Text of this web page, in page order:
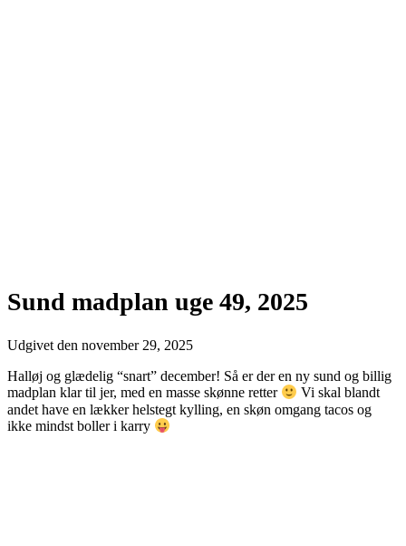
Sund madplan uge 49, 2025
Udgivet den november 29, 2025
Halløj og glædelig “snart” december! Så er der en ny sund og billig
madplan klar til jer, med en masse skønne retter
Vi skal blandt
andet have en lækker helstegt kylling, en skøn omgang tacos og
ikke mindst boller i karry